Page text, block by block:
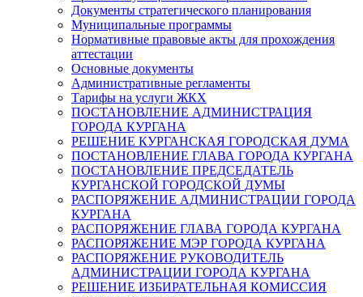
Документы стратегического планирования
Муниципальные программы
Нормативные правовые акты для прохождения
аттестации
Основные документы
Административные регламенты
Тарифы на услуги ЖКХ
ПОСТАНОВЛЕНИЕ АДМИНИСТРАЦИЯ
ГОРОДА КУРГАНА
РЕШЕНИЕ КУРГАНСКАЯ ГОРОДСКАЯ ДУМА
ПОСТАНОВЛЕНИЕ ГЛАВА ГОРОДА КУРГАНА
ПОСТАНОВЛЕНИЕ ПРЕДСЕДАТЕЛЬ
КУРГАНСКОЙ ГОРОДСКОЙ ДУМЫ
РАСПОРЯЖЕНИЕ АДМИНИСТРАЦИИ ГОРОДА
КУРГАНА
РАСПОРЯЖЕНИЕ ГЛАВА ГОРОДА КУРГАНА
РАСПОРЯЖЕНИЕ МЭР ГОРОДА КУРГАНА
РАСПОРЯЖЕНИЕ РУКОВОДИТЕЛЬ
АДМИНИСТРАЦИИ ГОРОДА КУРГАНА
РЕШЕНИЕ ИЗБИРАТЕЛЬНАЯ КОМИССИЯ